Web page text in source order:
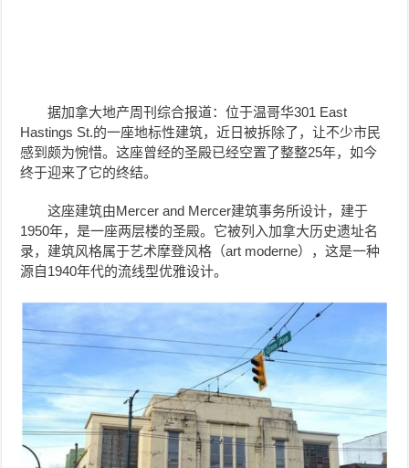
据加拿大地产周刊综合报道：位于温哥华301 East
Hastings St.的一座地标性建筑，近日被拆除了，让不少市民
感到颇为惋惜。这座曾经的圣殿已经空置了整整25年，如今
终于迎来了它的终结。
这座建筑由Mercer and Mercer建筑事务所设计，建于
1950年，是一座两层楼的圣殿。它被列入加拿大历史遗址名
录，建筑风格属于艺术摩登风格（art moderne），这是一种
源自1940年代的流线型优雅设计。